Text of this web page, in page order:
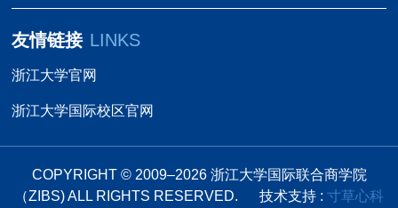
友情链接 LINKS
浙江大学官网
浙江大学国际校区官网
COPYRIGHT © 2009–2026浙江大学国际联合商学院
（ZIBS) ALL RIGHTS RESERVED.
技术支持 : 寸草心科